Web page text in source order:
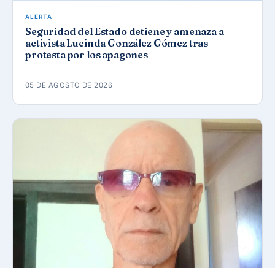
ALERTA
Seguridad del Estado detiene y amenaza a
activista Lucinda González Gómez tras
protesta por los apagones
05 DE AGOSTO DE 2026